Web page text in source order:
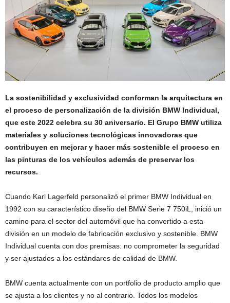
La sostenibilidad y exclusividad conforman la arquitectura en
el proceso de personalización de la división BMW Individual,
que este 2022 celebra su 30 aniversario. El Grupo BMW utiliza
materiales y soluciones tecnológicas innovadoras que
contribuyen en mejorar y hacer más sostenible el proceso en
las pinturas de los vehículos además de preservar los
recursos.
Cuando Karl Lagerfeld personalizó el primer BMW Individual en
1992 con su característico diseño del BMW Serie 7 750iL, inició un
camino para el sector del automóvil que ha convertido a esta
división en un modelo de fabricación exclusivo y sostenible. BMW
Individual cuenta con dos premisas: no comprometer la seguridad
y ser ajustados a los estándares de calidad de BMW.
BMW cuenta actualmente con un portfolio de producto amplio que
se ajusta a los clientes y no al contrario. Todos los modelos